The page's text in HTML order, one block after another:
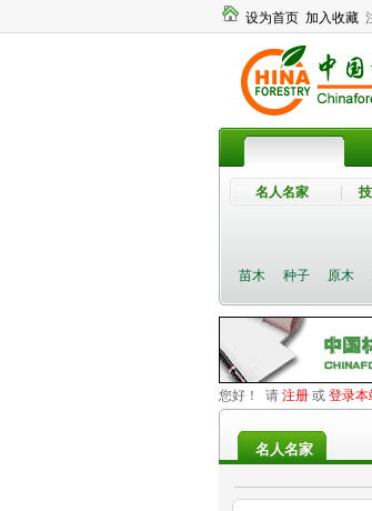
设为首页 加入收藏
名人名家
苗木 种子 原木
您好！ 请 注册 或 登录本
名人名家